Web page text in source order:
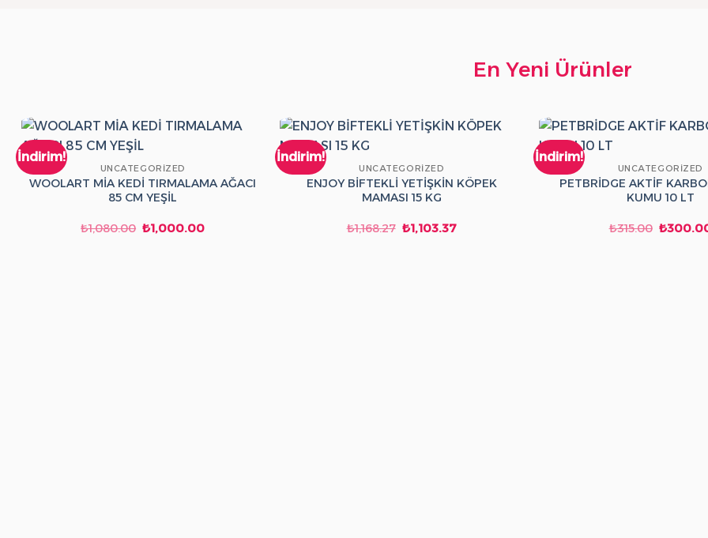
En Yeni Ürünler
İndirim!
UNCATEGORIZED
WOOLART MİA KEDİ TIRMALAMA AĞACI
85 CM YEŞİL
₺1,080.00 Orijinal
fiyat:
₺1,000.00Şu
İndirim!
UNCATEGORIZED
ENJOY BİFTEKLİ YETİŞKİN KÖPEK
MAMASI 15 KG
₺1,168.27 Orijinal
fiyat:
₺1,103.37Şu
İndirim!
UNCATEGORIZED
PETBRİDGE AKTİF
KUMU 10 LT
₺315.00 Orijinal
₺